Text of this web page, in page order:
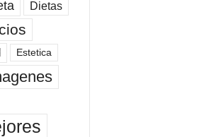
Dietas
Estetica